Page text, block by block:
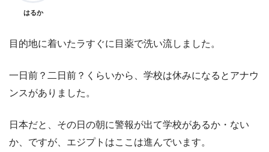
はるか
目的地に着いたラすぐに目薬で洗い流しました。
一日前？二日前？くらいから、学校は休みになるとアナウ
ンスがありました。
日本だと、その日の朝に警報が出て学校があるか・ない
か、ですが、エジプトはここは進んでいます。